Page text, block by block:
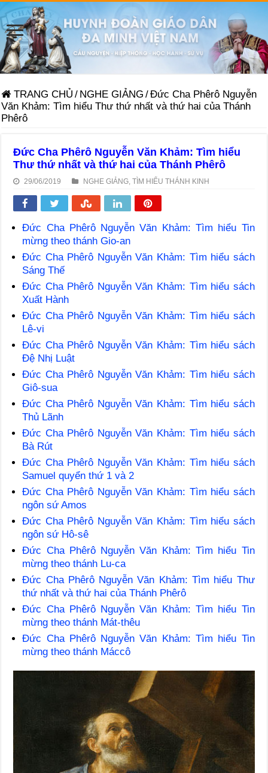
TRANG CHỦ / NGHE GIẢNG /Đức Cha Phêrô Nguyễn
Văn Khảm: Tìm hiểu Thư thứ nhất và thứ hai của Thánh
Phêrô
Đức Cha Phêrô Nguyễn Văn Khảm: Tìm hiểu
Thư thứ nhất và thứ hai của Thánh Phêrô
29/06/2019 NGHE GIẢNG ,TÌM HIỂU THÁNH KINH
Đức Cha Phêrô Nguyễn Văn Khảm: Tìm hiểu Tin
mừng theo thánh Gio-an
Đức Cha Phêrô Nguyễn Văn Khảm: Tìm hiểu sách
Sáng Thế
Đức Cha Phêrô Nguyễn Văn Khảm: Tìm hiểu sách
Xuất Hành
Đức Cha Phêrô Nguyễn Văn Khảm: Tìm hiểu sách
Lê-vi
Đức Cha Phêrô Nguyễn Văn Khảm: Tìm hiểu sách
Đệ Nhị Luật
Đức Cha Phêrô Nguyễn Văn Khảm: Tìm hiểu sách
Giô-sua
Đức Cha Phêrô Nguyễn Văn Khảm: Tìm hiểu sách
Thủ Lãnh
Đức Cha Phêrô Nguyễn Văn Khảm: Tìm hiểu sách
Bà Rút
Đức Cha Phêrô Nguyễn Văn Khảm: Tìm hiểu sách
Samuel quyển thứ 1 và 2
Đức Cha Phêrô Nguyễn Văn Khảm: Tìm hiểu sách
ngôn sứ Amos
Đức Cha Phêrô Nguyễn Văn Khảm: Tìm hiểu sách
ngôn sứ Hô-sê
Đức Cha Phêrô Nguyễn Văn Khảm: Tìm hiểu Tin
mừng theo thánh Lu-ca
Đức Cha Phêrô Nguyễn Văn Khảm: Tìm hiểu Thư
thứ nhất và thứ hai của Thánh Phêrô
Đức Cha Phêrô Nguyễn Văn Khảm: Tìm hiểu Tin
mừng theo thánh Mát-thêu
Đức Cha Phêrô Nguyễn Văn Khảm: Tìm hiểu Tin
mừng theo thánh Máccô